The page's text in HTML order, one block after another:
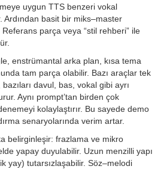
uygun TTS benzeri vokal
Ardından basit bir miks–master
parça veya “stil rehberi” ile
enstrümantal arka plan, kısa tema
tam parça olabilir. Bazı araçlar tek
davul, bas, vokal gibi ayrı
Aynı prompt’tan birden çok
kolaylaştırır. Bu sayede demo
senaryolarında verim artar.
belirginleşir: frazlama ve mikro
yapay duyulabilir. Uzun menzilli yapı
yay) tutarsızlaşabilir. Söz–melodi